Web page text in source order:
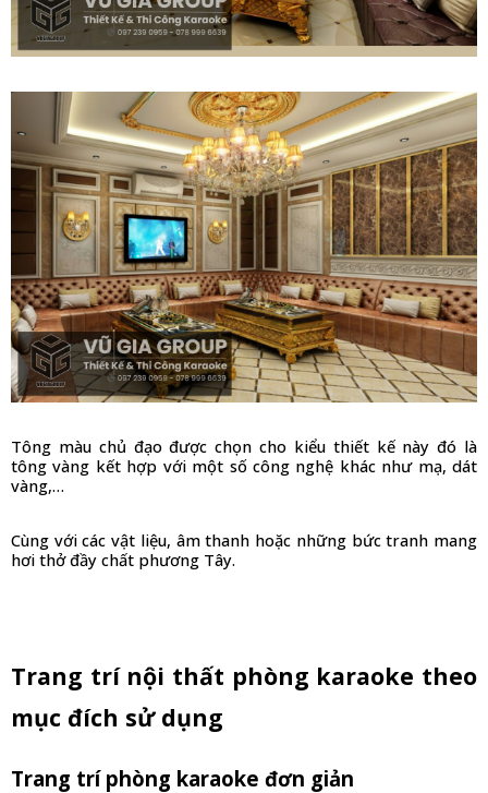
Tông màu chủ đạo được chọn cho kiểu thiết kế này đó là
tông vàng kết hợp với một số công nghệ khác như mạ, dát
vàng,…
Cùng với các vật liệu, âm thanh hoặc những bức tranh mang
hơi thở đầy chất phương Tây.
Trang trí nội thất phòng karaoke theo
mục đích sử dụng
Trang trí phòng karaoke đơn giản